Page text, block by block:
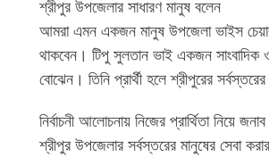
শ্রীপুর উপজেলার সাধারণ মানুষ বলেন
আমরা এমন একজন মানুষ উপজেলা ভাইস
থাকবেন। টিপু সুলতান ভাই একজন সাংবাদিক
বোঝেন। তিনি প্রার্থী হলে শ্রীপুরের
নির্বাচনী আলোচনায় নিজের প্রার্থিতা নিয়ে
শ্রীপুর উপজেলার সর্বস্তরের মানুষের সেবা